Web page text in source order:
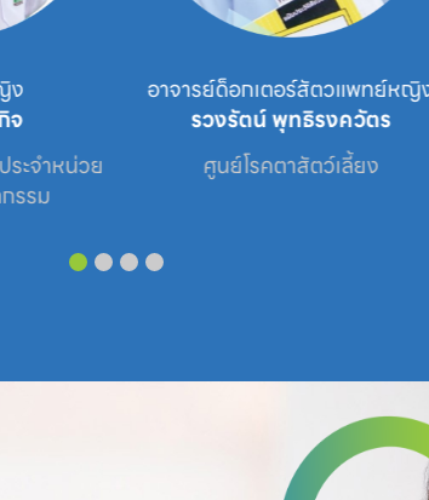
ะจำหน่วย
รรม
อาจารย์ด็อกเตอร์สัตวแพทย์หญิง
รวงรัตน์ พุทธิรงควัตร
ศูนย์โรคตาสัตว์เลี้ยง